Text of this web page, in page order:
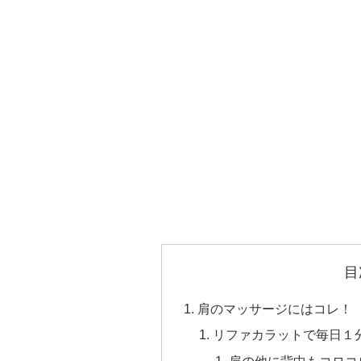
肩のマッサージにはコレ！
リファカラットで毎日１